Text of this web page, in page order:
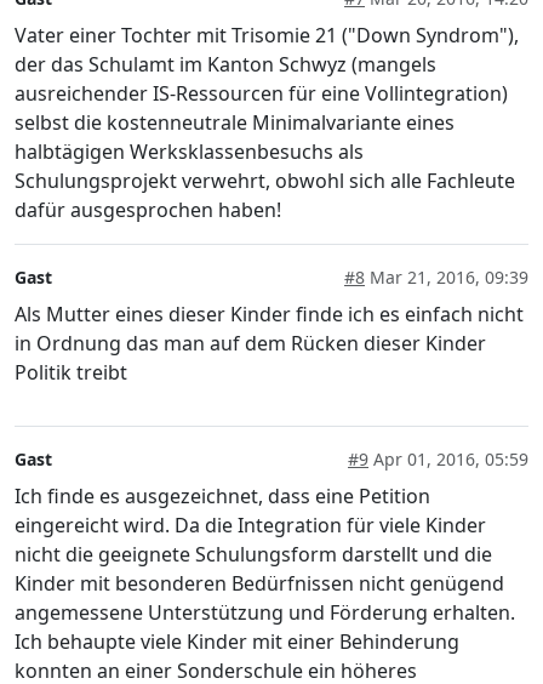
Vater einer Tochter mit Trisomie 21 ("Down Syndrom"),
der das Schulamt im Kanton Schwyz (mangels
ausreichender IS-Ressourcen für eine Vollintegration)
selbst die kostenneutrale Minimalvariante eines
halbtägigen Werksklassenbesuchs als
Schulungsprojekt verwehrt, obwohl sich alle Fachleute
dafür ausgesprochen haben!
Gast #8 Mar 21, 2016, 09:39
Als Mutter eines dieser Kinder finde ich es einfach nicht
in Ordnung das man auf dem Rücken dieser Kinder
Politik treibt
Gast #9 Apr 01, 2016, 05:59
Ich finde es ausgezeichnet, dass eine Petition
eingereicht wird. Da die Integration für viele Kinder
nicht die geeignete Schulungsform darstellt und die
Kinder mit besonderen Bedürfnissen nicht genügend
angemessene Unterstützung und Förderung erhalten.
Ich behaupte viele Kinder mit einer Behinderung
konnten an einer Sonderschule ein höheres